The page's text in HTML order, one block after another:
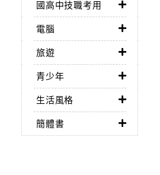
國高中技職考用
電腦
旅遊
青少年
生活風格
簡體書